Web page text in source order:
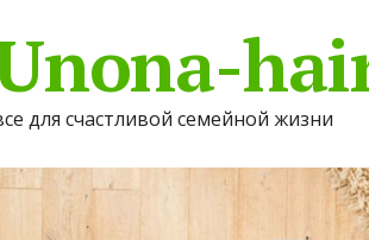
для счастливой семейной жизни